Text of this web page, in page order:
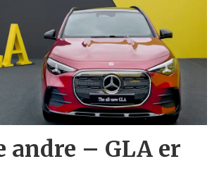
andre – GLA er